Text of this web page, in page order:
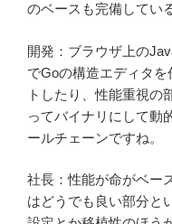
のベースも完備してい
開発：ブラウザ上の
でGoの構造エディタ
トしたり、性能重視の
ってバイナリにして動
ールチェーンですね。
社長：性能が命がベー
はどうでも良い部分と